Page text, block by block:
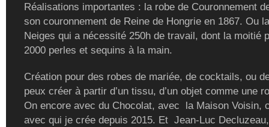
Réalisations importantes : la robe de Couronnement
son couronnement de Reine de Hongrie en 1867. Ou
Neiges qui a nécessité 250h de travail, dont la moitié
2000 perles et sequins à la main.
Création pour des robes de mariée, de cocktails, ou
peux créer à partir d’un tissu, d’un objet comme une
On encore avec du Chocolat, avec la Maison Voisin,
avec qui je crée depuis 2015. Et Jean-Luc